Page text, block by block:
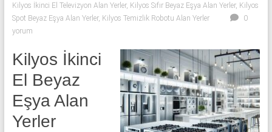
Kilyos İkinci El Televizyon Alan Yerler, Kilyos Sıfır Beyaz Eşya Alan Yerler, Kilyos
Spot Beyaz Eşya Alan Yerler, Kilyos Temizlik Robotu Alan Yerler
0
yorum
Kilyos İkinci
El Beyaz
Eşya Alan
Yerler